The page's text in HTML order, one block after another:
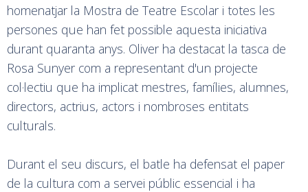
homenatjar la Mostra de Teatre Escolar i totes les
persones que han fet possible aquesta iniciativa
durant quaranta anys. Oliver ha destacat la tasca de
Rosa Sunyer com a representant d'un projecte
col·lectiu que ha implicat mestres, famílies, alumnes,
directors, actrius, actors i nombroses entitats
culturals.
Durant el seu discurs, el batle ha defensat el paper
de la cultura com a servei públic essencial i ha